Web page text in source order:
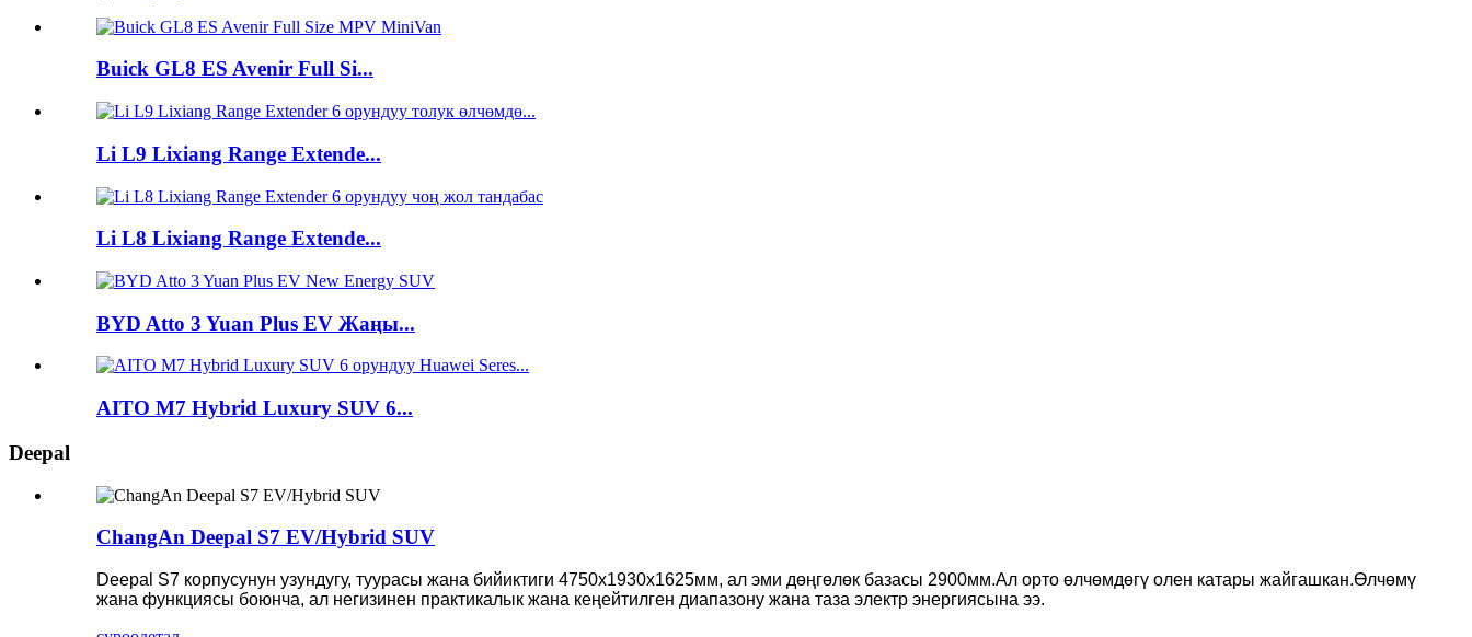
Buick GL8 ES Avenir Full Si...
Li L9 Lixiang Range Extende...
Li L8 Lixiang Range Extende...
BYD Atto 3 Yuan Plus EV Жаңы...
AITO M7 Hybrid Luxury SUV 6...
Deepal
ChangAn Deepal S7 EV/Hybrid SUV
Deepal S7 корпусунун узундугу, туурасы жана бийиктиги 4750x1930x1625мм, ал эми дөңгөлөк базасы 2900мм.Ал орто өлчөмдөгү олен катары жайгашкан.Өлчөмү
жана функциясы боюнча, ал негизинен практикалык жана кеңейтилген диапазону жана таза электр энергиясына ээ.